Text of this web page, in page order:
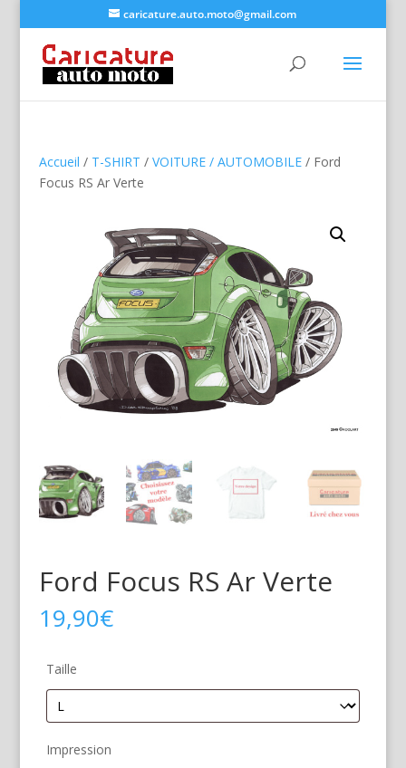
caricature.auto.moto@gmail.com
Accueil / T-SHIRT / VOITURE / AUTOMOBILE/ Ford
Focus RS Ar Verte
Ford Focus RS Ar Verte
19,90€
Taille
Impression